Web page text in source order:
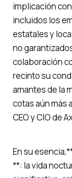
implicación
incluidos los
estatales y
no
colaboración
recinto su
amantes de la
cotas aún más
CEO y CIO de
En su
**: la vida